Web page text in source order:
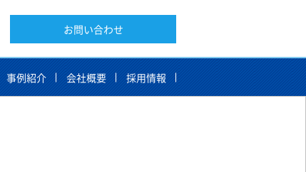
事例紹介 会社概要 採用情報
お問い合わせ